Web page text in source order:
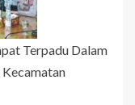
Terpadu Dalam